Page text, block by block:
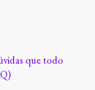
que todo